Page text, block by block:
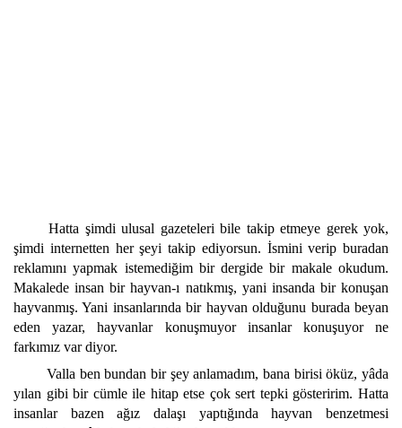
Hatta şimdi ulusal gazeteleri bile takip etmeye gerek yok,
şimdi internetten her şeyi takip ediyorsun. İsmini verip buradan
reklamını yapmak istemediğim bir dergide bir makale okudum.
Makalede insan bir hayvan-ı natıkmış, yani insanda bir konuşan
hayvanmış. Yani insanlarında bir hayvan olduğunu burada beyan
eden yazar, hayvanlar konuşmuyor insanlar konuşuyor ne
farkımız var diyor.
Valla ben bundan bir şey anlamadım, bana birisi öküz, yâda
yılan gibi bir cümle ile hitap etse çok sert tepki gösteririm. Hatta
insanlar bazen ağız dalaşı yaptığında hayvan benzetmesi